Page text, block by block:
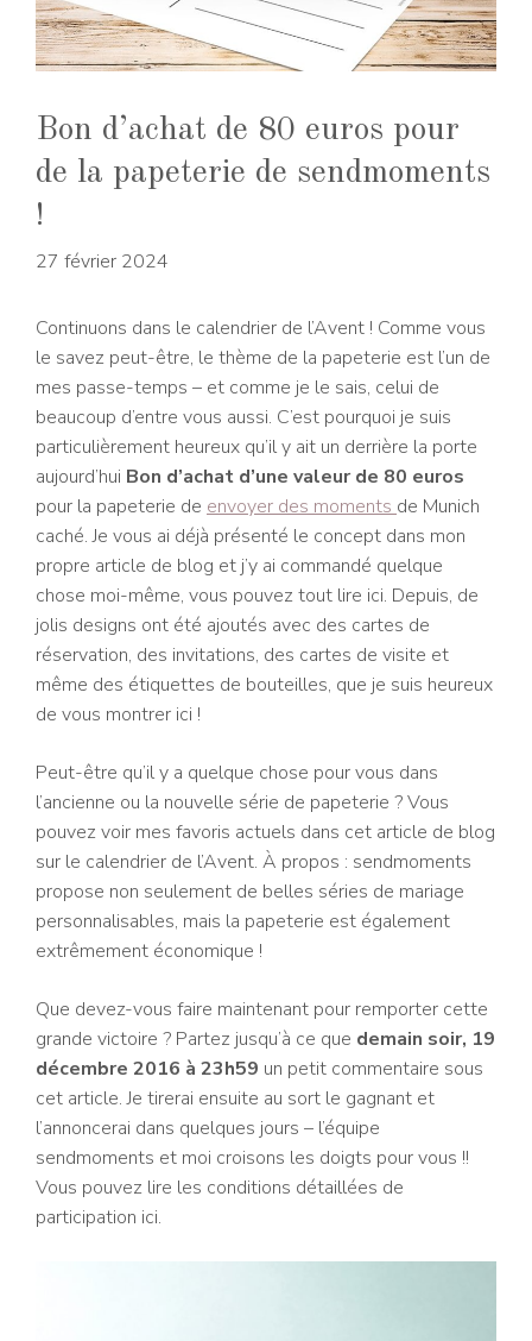
Bon d’achat de 80 euros pour
de la papeterie de sendmoments
!
27 février 2024
Continuons dans le calendrier de l’Avent ! Comme vous
le savez peut-être, le thème de la papeterie est l’un de
mes passe-temps – et comme je le sais, celui de
beaucoup d’entre vous aussi. C’est pourquoi je suis
particulièrement heureux qu’il y ait un derrière la porte
aujourd’hui Bon d’achat d’une valeur de 80 euros
pour la papeterie de envoyer des moments de Munich
caché. Je vous ai déjà présenté le concept dans mon
propre article de blog et j’y ai commandé quelque
chose moi-même, vous pouvez tout lire ici. Depuis, de
jolis designs ont été ajoutés avec des cartes de
réservation, des invitations, des cartes de visite et
même des étiquettes de bouteilles, que je suis heureux
de vous montrer ici !
Peut-être qu’il y a quelque chose pour vous dans
l’ancienne ou la nouvelle série de papeterie ? Vous
pouvez voir mes favoris actuels dans cet article de blog
sur le calendrier de l’Avent. À propos : sendmoments
propose non seulement de belles séries de mariage
personnalisables, mais la papeterie est également
extrêmement économique !
Que devez-vous faire maintenant pour remporter cette
grande victoire ? Partez jusqu’à ce que demain soir, 19
décembre 2016 à 23h59 un petit commentaire sous
cet article. Je tirerai ensuite au sort le gagnant et
l’annoncerai dans quelques jours – l’équipe
sendmoments et moi croisons les doigts pour vous !!
Vous pouvez lire les conditions détaillées de
participation ici.